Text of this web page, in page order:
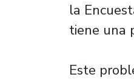
la
tiene una
Este